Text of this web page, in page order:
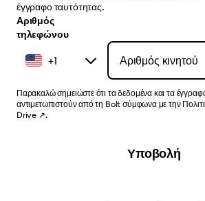
έγγραφο ταυτότητας.
Αριθμός
τηλεφώνου
+1
Παρακαλώ σημειώστε ότι τα δεδομένα και τα
αντιμετωπιστούν από τη Bolt σύμφωνα μετην
Drive ↗.
Υποβολή